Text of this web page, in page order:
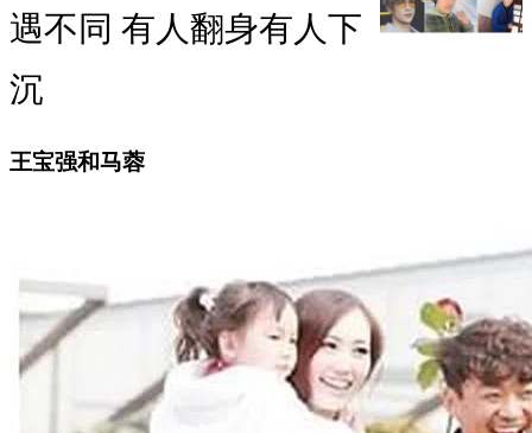
遇不同 有人翻身有人下
沉
王宝强和马蓉